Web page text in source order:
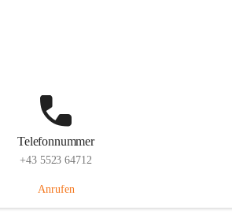
Telefonnummer
+43 5523 64712
Anrufen